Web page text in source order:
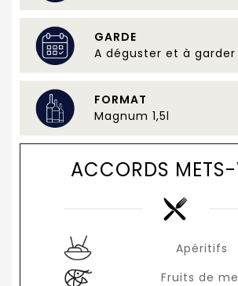
GARDE
A déguster et à garder
FORMAT
Magnum 1,5l
ACCORDS
Apéritifs
Fruits de